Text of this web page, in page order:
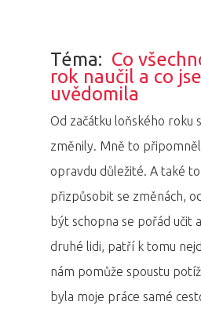
Téma: Co
rok naučil a co
uvědomila
Od začátku loňského roku
změnily. Mně to
opravdu důležité. A také
přizpůsobit se změnách,
být schopna se pořád učit
druhé lidi, patří k tomu
nám pomůže spoustu
byla moje práce samé